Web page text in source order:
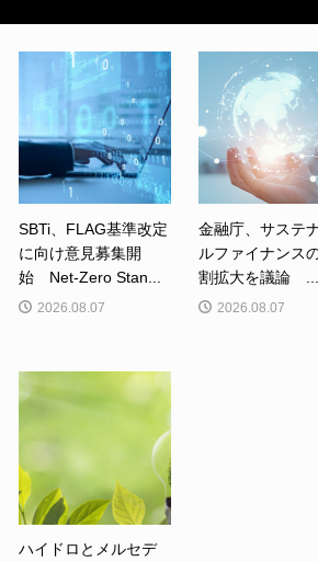
SBTi、FLAG基準改定
に向け意見募集開
始 Net-Zero Stan...
2026.08.07
金融庁、サステ
ルファイナンス
割拡大を議論 ...
2026.08.07
ハイドロとメルセデ